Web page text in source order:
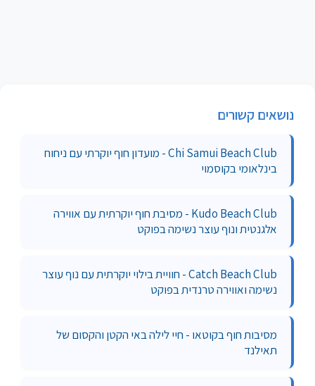
נושאים קשורים
Chi Samui Beach Club - מועדון חוף יוקרתי עם ניחוח
בינלאומי בקוסמוי
Kudo Beach Club - מסיבת חוף יוקרתית עם אווירה
אלגנטית ונוף עוצר נשימה בפוקט
Catch Beach Club - חוויית בילוי יוקרתית עם נוף עוצר
נשימה ואווירה טרנדית בפוקט
מסיבות חוף בקוטאו - חיי לילה באי הקטן והקסום של
תאילנד